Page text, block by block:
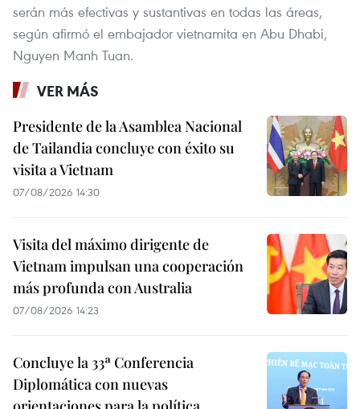
serán más efectivas y sustantivas en todas las áreas,
según afirmó el embajador vietnamita en Abu Dhabi,
Nguyen Manh Tuan.
VER MÁS
Presidente de la Asamblea Nacional
de Tailandia concluye con éxito su
visita a Vietnam
07/08/2026 14:30
Visita del máximo dirigente de
Vietnam impulsan una cooperación
más profunda con Australia
07/08/2026 14:23
Concluye la 33ª Conferencia
Diplomática con nuevas